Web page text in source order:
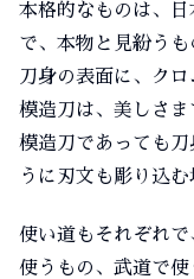
本格的なものは、
で、本物と見紛うも
刀身の表面に、ク
模造刀は、美しさま
模造刀であっても
うに刃文も彫り込む
使い道もそれぞれ
使うもの、武道で使